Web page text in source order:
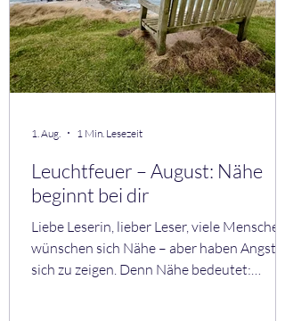
Leuchtfeuer – August: Nähe
beginnt bei dir
Liebe Leserin, lieber Leser, viele Menschen
wünschen sich Nähe – aber haben Angst,
sich zu zeigen. Denn Nähe bedeutet:
1. Aug. 1 Min. Lesezeit